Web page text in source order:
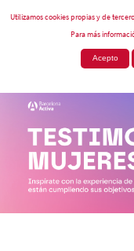
Utilizamos cookies propias y de
Para más
Acepto